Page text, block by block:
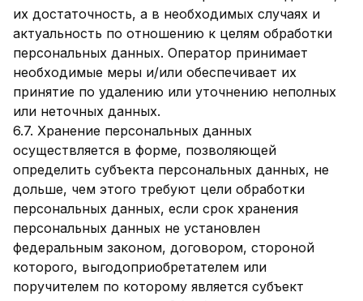
их достаточность, а в необходимых случаях и
актуальность по отношению к целям обработки
персональных данных. Оператор принимает
необходимые меры и/или обеспечивает их
принятие по удалению или уточнению неполных
или неточных данных.
6.7. Хранение персональных данных
осуществляется в форме, позволяющей
определить субъекта персональных данных, не
дольше, чем этого требуют цели обработки
персональных данных, если срок хранения
персональных данных не установлен
федеральным законом, договором, стороной
которого, выгодоприобретателем или
поручителем по которому является субъект